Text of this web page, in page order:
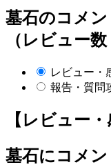
墓石のコメ
（レビュー数
レビュー・
報告・質問
【レビュー・
墓石にコメ